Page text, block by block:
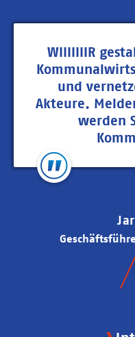
WIIIIIIIR
und
Akteure.
werden